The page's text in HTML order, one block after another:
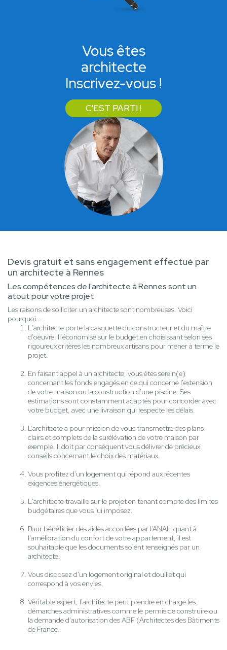
Vous êtes
architecte
Inscrivez-vous !
C'EST PARTI !
Devis gratuit et sans engagement effectué par
un architecte à Rennes
Les compétences de l'architecte à Rennes sont un
atout pour votre projet
Les raisons de solliciter un architecte sont nombreuses. Voici
pourquoi...
L'architecte porte la casquette du constructeur et du maître
d'oeuvre. Il économise sur le budget en choisissant selon ses
rigoureux critères les nombreux artisans pour mener à terme le
projet.
En faisant appel à un architecte, vous êtes serein(e)
concernant les fonds engagés en ce qui concerne l'extension
de votre maison ou la construction d'une piscine. Ses
estimations sont constamment adaptés pour concorder avec
votre budget, avec une livraison qui respecte les délais.
L’architecte a pour mission de vous transmettre des plans
clairs et complets de la surélévation de votre maison par
exemple. Il doit par conséquent vous délivrer de précieux
conseils concernant le choix des matériaux.
Vous profitez d'un logement qui répond aux récentes
exigences énergétiques.
L'architecte travaille sur le projet en tenant compte des limites
budgétaires que vous lui imposez.
Pour bénéficier des aides accordées par l’ANAH quant à
l’amélioration du confort de votre appartement, il est
souhaitable que les documents soient renseignés par un
architecte.
Vous disposez d'un logement original et douillet qui
correspond à vos envies.
Véritable expert, l'architecte peut prendre en charge les
démarches administratives comme le permis de construire ou
la demande d'autorisation des ABF (Architectes des Bâtiments
de France.